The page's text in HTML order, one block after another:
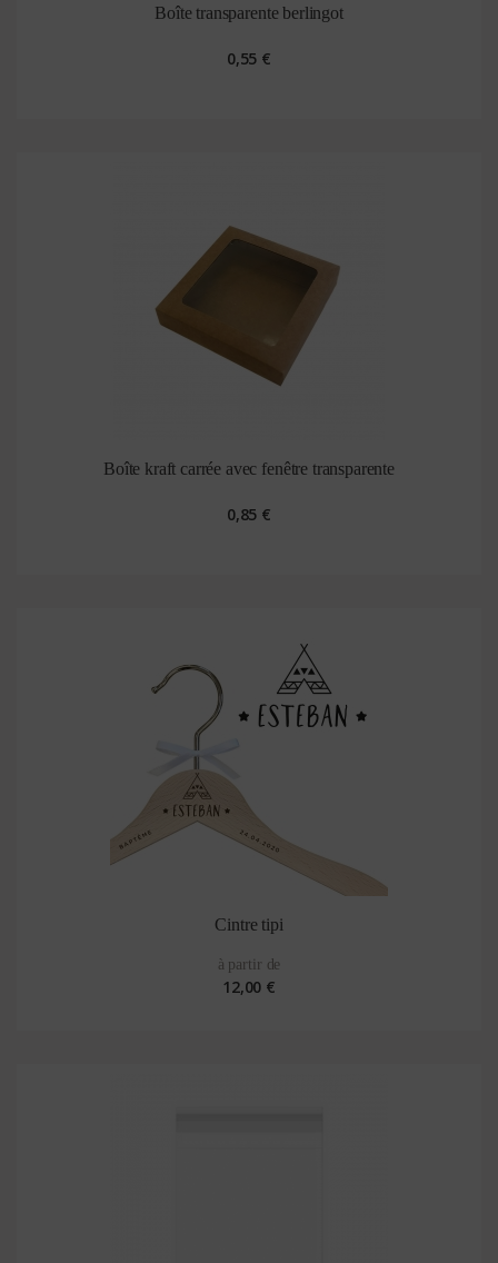
Boîte transparente berlingot
0,55 €
Boîte kraft carrée avec fenêtre transparente
0,85 €
Cintre tipi
à partir de
12,00 €